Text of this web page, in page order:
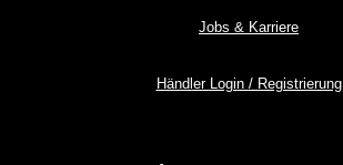
Jobs & Karriere
Händler Login / Registrierung